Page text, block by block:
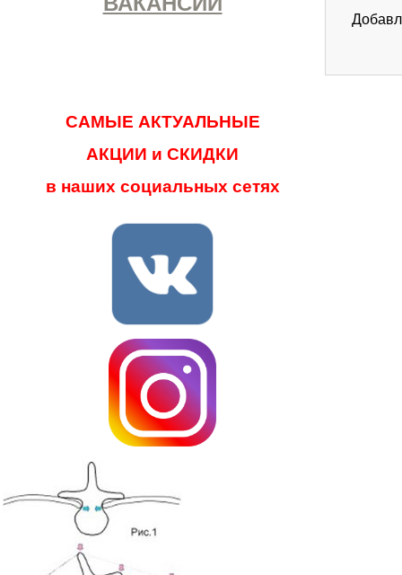
САМЫЕ АКТУАЛЬНЫЕ
АКЦИИ и СКИДКИ
в наших социальных сетях